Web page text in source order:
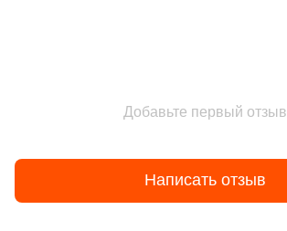
Добавьте первый отзыв
Написать отзыв